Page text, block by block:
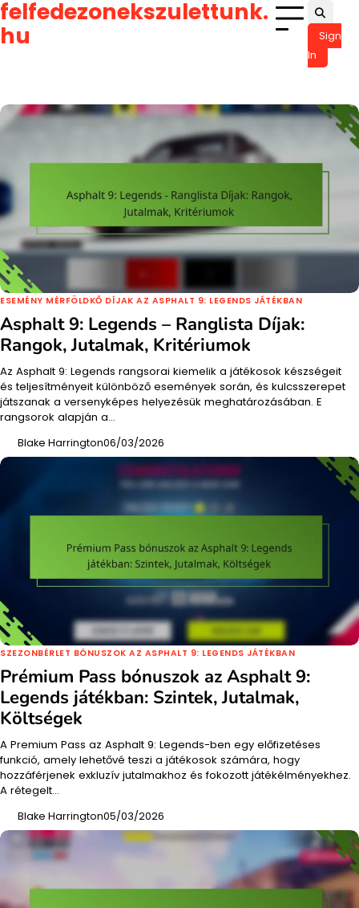
Skip
to
content
felfedezonekszulettunk.
hu
Sign
In
ESEMÉNY MÉRFÖLDKŐ DÍJAK AZ ASPHALT 9: LEGENDS JÁTÉKBAN
Asphalt 9: Legends – Ranglista Díjak:
Rangok, Jutalmak, Kritériumok
Az Asphalt 9: Legends rangsorai kiemelik a játékosok készségeit
és teljesítményeit különböző események során, és kulcsszerepet
játszanak a versenyképes helyezésük meghatározásában. E
rangsorok alapján a…
Blake Harrington06/03/2026
SZEZONBÉRLET BÓNUSZOK AZ ASPHALT 9: LEGENDS JÁTÉKBAN
Prémium Pass bónuszok az Asphalt 9:
Legends játékban: Szintek, Jutalmak,
Költségek
A Premium Pass az Asphalt 9: Legends-ben egy előfizetéses
funkció, amely lehetővé teszi a játékosok számára, hogy
hozzáférjenek exkluzív jutalmakhoz és fokozott játékélményekhez.
A rétegelt…
Blake Harrington05/03/2026